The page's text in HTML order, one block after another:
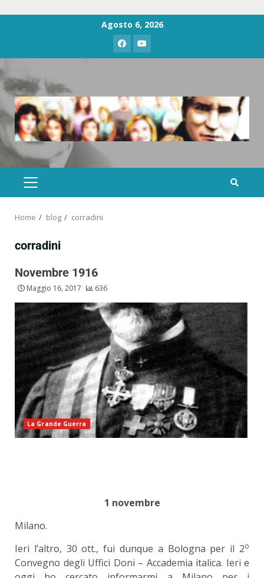
Agosto 6, 2026
Home blog corradini
corradini
Novembre 1916
Maggio 16, 2017 636
La Grande Guerra
1 novembre
Milano.
Ieri l’altro, 30 ott., fui dunque a Bologna per il 2o
Convegno degli Uffici Doni – Accademia italica. Ieri e